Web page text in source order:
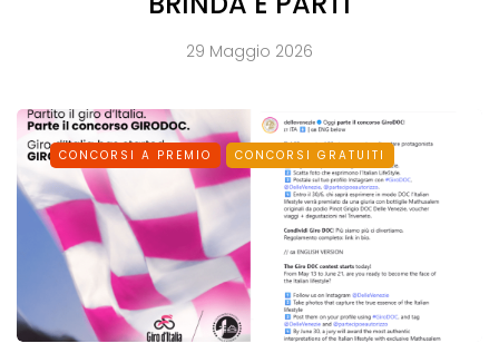
29 Maggio 2026
CONCORSI A PREMIO CONCORSI GRATUITI